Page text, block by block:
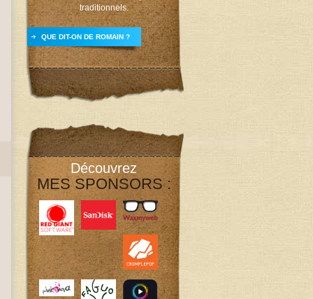
traditionnels.
QUE DIT-ON DE ROMAIN ?
Découvrez
MES SPONSORS :